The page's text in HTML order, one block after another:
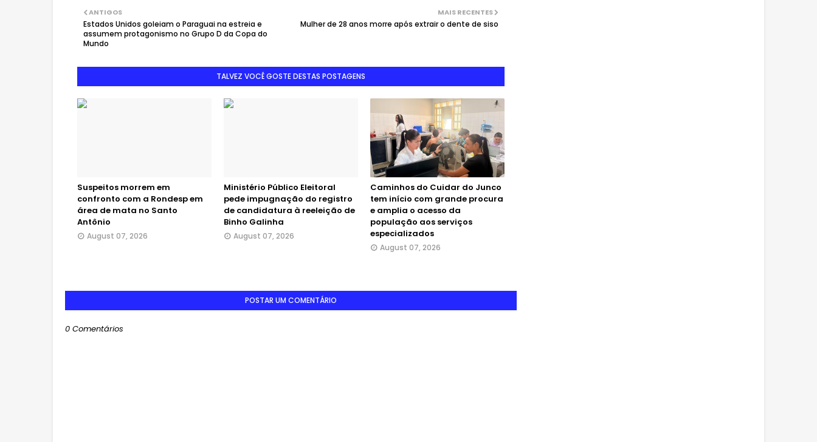
MAIS RECENTES
Mulher de 28 anos morre após extrair o dente de siso
ANTIGOS
Estados Unidos goleiam o Paraguai na estreia e
assumem protagonismo no Grupo D da Copa do
Mundo
TALVEZ VOCÊ GOSTE DESTAS POSTAGENS
Suspeitos morrem em
confronto com a Rondesp em
área de mata no Santo
Antônio
August 07, 2026
Ministério Público Eleitoral
pede impugnação do registro
de candidatura à reeleição de
Binho Galinha
August 07, 2026
Caminhos do Cuidar do Junco
tem início com grande procura
e amplia o acesso da
população aos serviços
especializados
August 07, 2026
POSTAR UM COMENTÁRIO
0 Comentários